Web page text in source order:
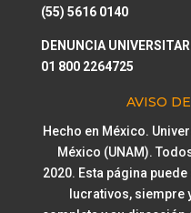
(55) 5616 0140
DENUNCIA
01 800 2264725
AVISO
Hecho en México.
México (UNAM).
2020. Esta página
lucrativos, siempre